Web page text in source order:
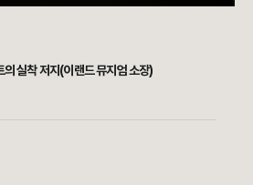
의 실착 저지(이랜드 뮤지엄 소장)